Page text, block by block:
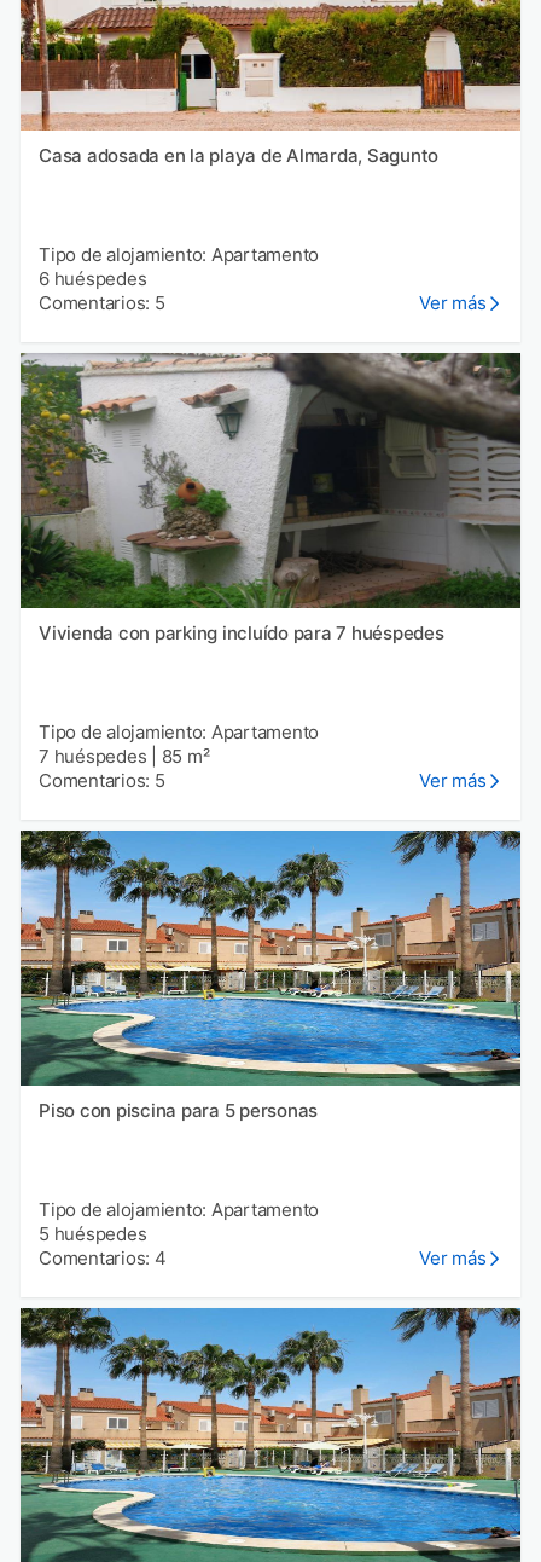
Casa adosada en la playa de Almarda, Sagunto
Tipo de alojamiento: Apartamento
6 huéspedes
Comentarios: 5
Ver más
Vivienda con parking incluído para 7 huéspedes
Tipo de alojamiento: Apartamento
7 huéspedes
85 m²
Comentarios: 5
Ver más
Piso con piscina para 5 personas
Tipo de alojamiento: Apartamento
5 huéspedes
Comentarios: 4
Ver más